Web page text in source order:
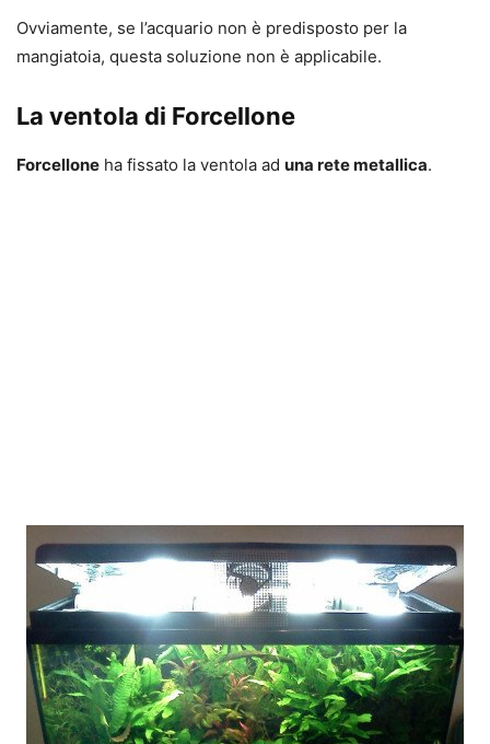
Ovviamente, se l’acquario non è predisposto per la
mangiatoia, questa soluzione non è applicabile.
La ventola di Forcellone
Forcellone ha fissato la ventola ad una rete metallica.